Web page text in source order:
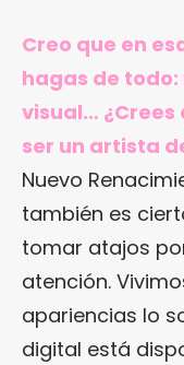
Creo que en
hagas de
visual… ¿Crees
ser un artista
Nuevo
también es
tomar atajos
atención.
apariencias lo
digital está